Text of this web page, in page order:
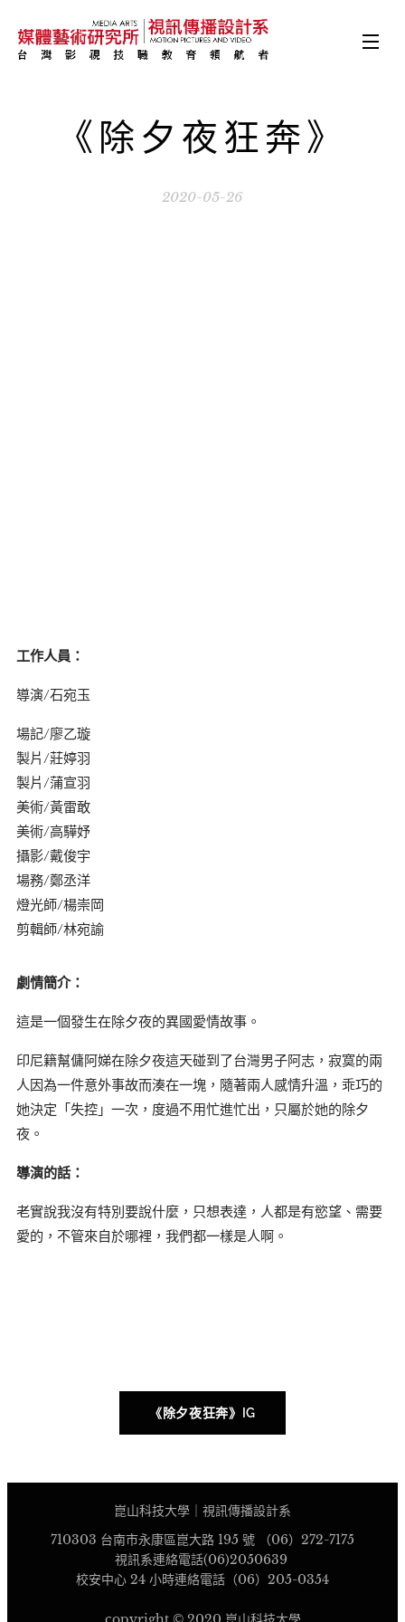
《除夕夜狂奔》
2020-05-26
工作人員：
導演/石宛玉
場記/廖乙璇
製片/莊婷羽
製片/蒲宣羽
美術/黃雷敢
美術/高驊妤
攝影/戴俊宇
場務/鄭丞洋
燈光師/楊崇岡
剪輯師/林宛諭
劇情簡介：
這是一個發生在除夕夜的異國愛情故事。
印尼籍幫傭阿娣在除夕夜這天碰到了台灣男子阿志，寂寞的兩
人因為一件意外事故而湊在一塊，隨著兩人感情升溫，乖巧的
她決定「失控」一次，度過不用忙進忙出，只屬於她的除夕
夜。
導演的話：
老實說我沒有特別要說什麼，只想表達，人都是有慾望、需要
愛的，不管來自於哪裡，我們都一樣是人啊。
《除夕夜狂奔》IG
崑山科技大學｜視訊傳播設計系
710303 台南市永康區崑大路 195 號 （06）272-7175
視訊系連絡電話(06)2050639
校安中心 24 小時連絡電話（06）205-0354